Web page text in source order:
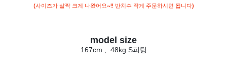
(사이즈가 살짝 크게 나왔어요~!! 반치수 작게 주문하시면 됩니다)
model size
167cm , 48kg S피팅